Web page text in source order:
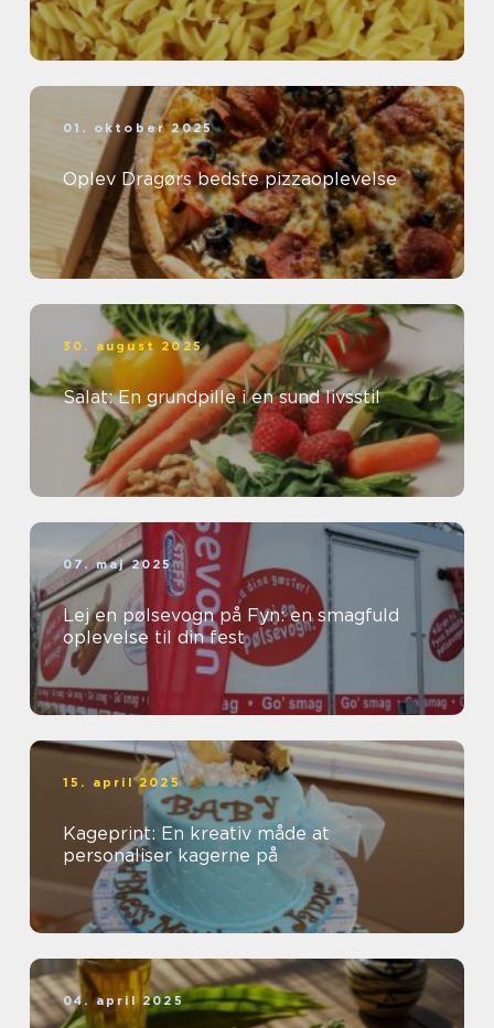
01. oktober 2025
Oplev Dragørs bedste pizzaoplevelse
30. august 2025
Salat: En grundpille i en sund livsstil
07. maj 2025
Lej en pølsevogn på Fyn: en smagfuld
oplevelse til din fest
15. april 2025
Kageprint: En kreativ måde at
personaliser kagerne på
04. april 2025